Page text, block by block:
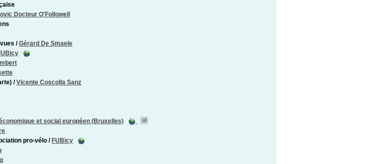
Docteur O'Followell
/Gérard De Smaele
/Vicente Coscolla Sanz
et social européen (Bruxelles)
pro-vélo / FUBicy